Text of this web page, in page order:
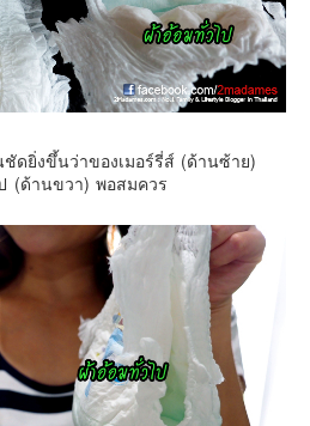
ชัดยิ่งขึ้นว่าของเมอร์รี่ส์ (ด้านซ้าย)
(ด้านขวา) พอสมควร